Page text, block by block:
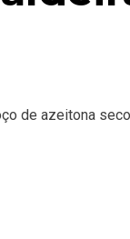
de azeitona